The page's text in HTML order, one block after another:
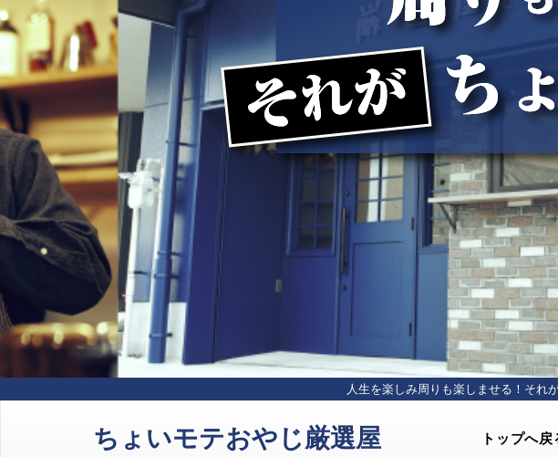
人生を楽しみ周りも楽しませる！それ
ちょいモテおやじ厳選屋 トップへ戻